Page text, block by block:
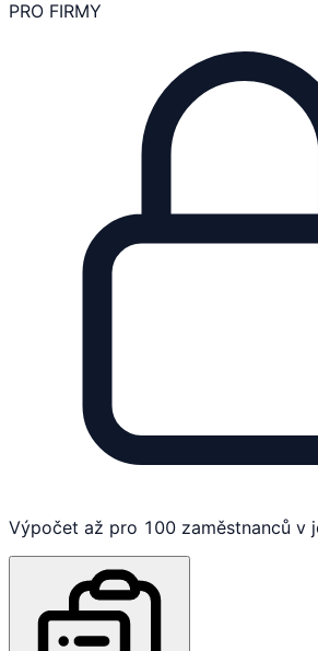
PRO FIRMY
Výpočet až pro 100 zaměstnanců v